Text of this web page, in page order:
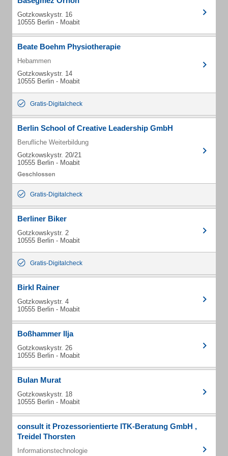
Gotzkowskystr. 16
10555 Berlin - Moabit
Beate Boehm Physiotherapie
Hebammen
Gotzkowskystr. 14
10555 Berlin - Moabit
Gratis-Digitalcheck
Berlin School of Creative Leadership GmbH
Berufliche Weiterbildung
Gotzkowskystr. 20/21
10555 Berlin - Moabit
Gratis-Digitalcheck
Berliner Biker
Gotzkowskystr. 2
10555 Berlin - Moabit
Gratis-Digitalcheck
Birkl Rainer
Gotzkowskystr. 4
10555 Berlin - Moabit
Boßhammer Ilja
Gotzkowskystr. 26
10555 Berlin - Moabit
Bulan Murat
Gotzkowskystr. 18
10555 Berlin - Moabit
consult it Prozessorientierte ITK-Beratung GmbH ,
Treidel Thorsten
Informationstechnologie